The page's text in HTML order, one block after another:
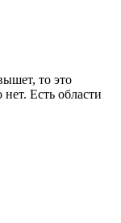
то это
Есть области